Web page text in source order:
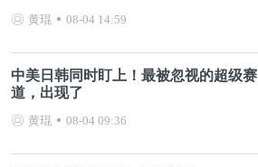
黄琨 08-04 14:59
中美日韩同时盯上！最被忽视的超级赛
道，出现了
黄琨 08-04 09:36